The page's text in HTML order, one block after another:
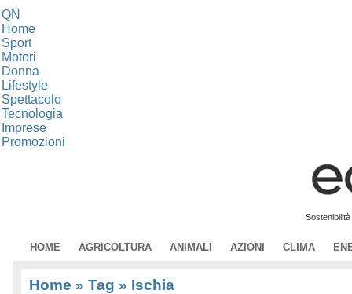
QN
Home
Sport
Motori
Donna
Lifestyle
Spettacolo
Tecnologia
Imprese
Promozioni
HOME AGRICOLTURA ANIMALI AZIONI CLIMA
Home » Tag » Ischia